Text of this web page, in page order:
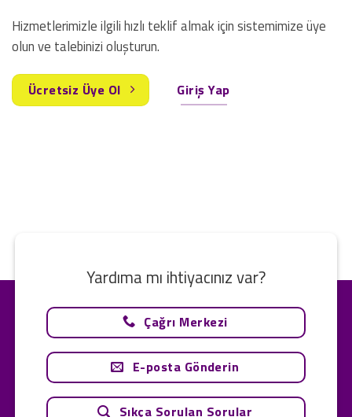
Hizmetlerimizle ilgili hızlı teklif almak için sistemimize üye
olun ve talebinizi oluşturun.
Ücretsiz Üye Ol Giriş Yap
Yardıma mı ihtiyacınız var?
Çağrı Merkezi
E-posta Gönderin
Sıkça Sorulan Sorular